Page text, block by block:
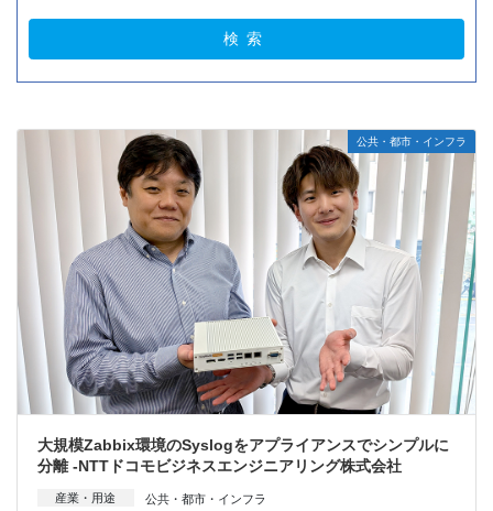
公共・都市・インフラ
大規模Zabbix環境のSyslogをアプライアンスでシンプルに
分離 -NTTドコモビジネスエンジニアリング株式会社
産業・用途
公共・都市・インフラ